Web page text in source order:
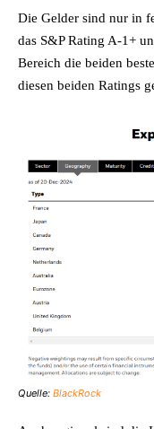
Die Gelder sind nur in
das S&P Rating A-1+
Bereich die beiden
diesen beiden Ratings
Quelle: BlackRock